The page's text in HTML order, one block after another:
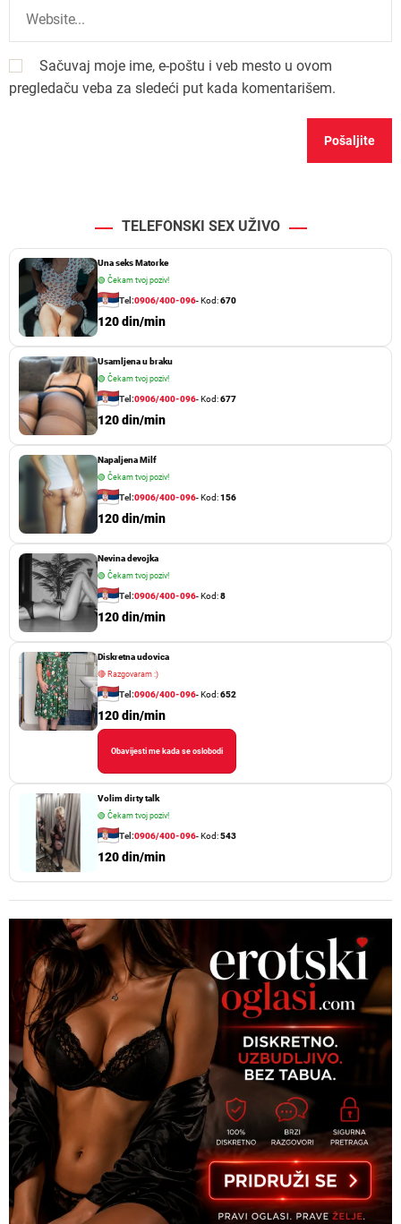
Sačuvaj moje ime, e-poštu i veb mesto u ovom
pregledaču veba za sledeći put kada komentarišem.
TELEFONSKI SEX UŽIVO
Una seks Matorke
🟢 Čekam tvoj poziv!
Tel:0906/400-096- Kod:670
120 din/min
Usamljena u braku
🟢 Čekam tvoj poziv!
Tel:0906/400-096- Kod:677
120 din/min
Napaljena Milf
🟢 Čekam tvoj poziv!
Tel:0906/400-096- Kod:156
120 din/min
Nevina devojka
🟢 Čekam tvoj poziv!
Tel:0906/400-096- Kod:8
120 din/min
Diskretna udovica
🔴 Razgovaram :)
Tel:0906/400-096- Kod:652
120 din/min
Obavijesti me kada se oslobodi
Volim dirty talk
🟢 Čekam tvoj poziv!
Tel:0906/400-096- Kod:543
120 din/min